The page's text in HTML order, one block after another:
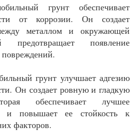
грунт обеспечивает
от коррозии. Он создает
металлом и окружающей
предотвращает появление
грунт улучшает адгезию
Он создает ровную и гладкую
обеспечивает лучшее
и повышает ее стойкость к
факторов.